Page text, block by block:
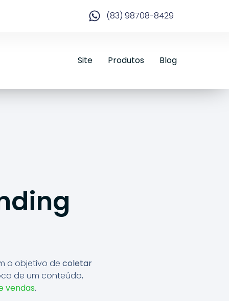
(83) 98708-8429
Site Produtos Blog
o objetivo de coletar
de um conteúdo,
vendas.